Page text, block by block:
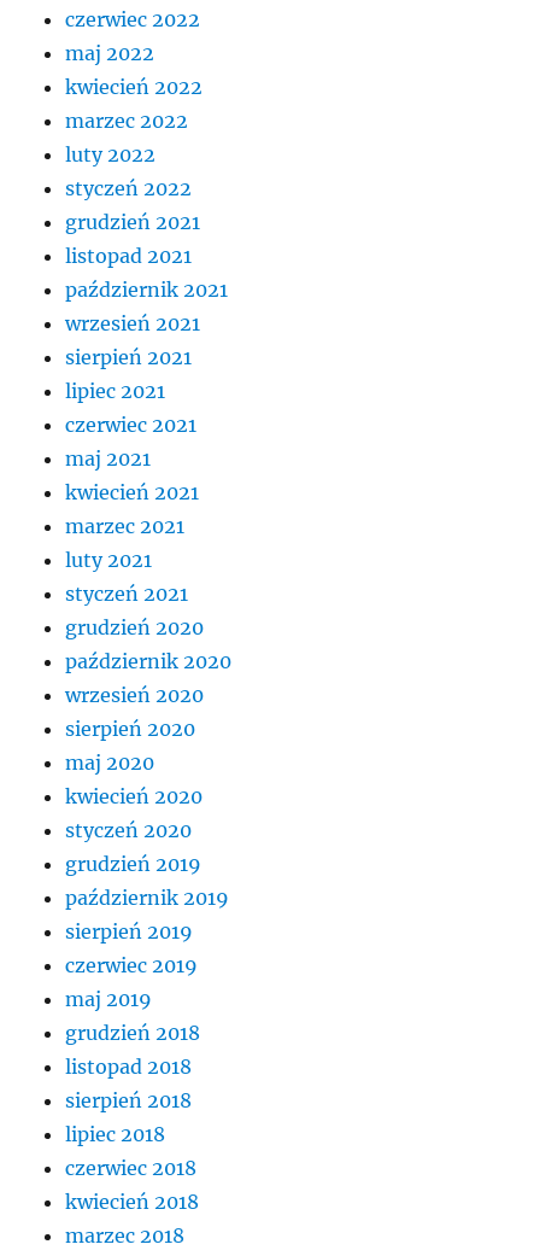
czerwiec 2022
maj 2022
kwiecień 2022
marzec 2022
luty 2022
styczeń 2022
grudzień 2021
listopad 2021
październik 2021
wrzesień 2021
sierpień 2021
lipiec 2021
czerwiec 2021
maj 2021
kwiecień 2021
marzec 2021
luty 2021
styczeń 2021
grudzień 2020
październik 2020
wrzesień 2020
sierpień 2020
maj 2020
kwiecień 2020
styczeń 2020
grudzień 2019
październik 2019
sierpień 2019
czerwiec 2019
maj 2019
grudzień 2018
listopad 2018
sierpień 2018
lipiec 2018
czerwiec 2018
kwiecień 2018
marzec 2018